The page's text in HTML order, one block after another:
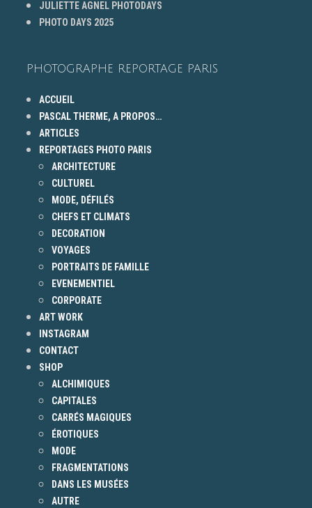
JULIETTE AGNEL PHOTODAYS
PHOTO DAYS 2025
PHOTOGRAPHE REPORTAGE PARIS
ACCUEIL
PASCAL THERME, A PROPOS…
ARTICLES
REPORTAGES PHOTO PARIS
ARCHITECTURE
CULTUREL
MODE, DÉFILÉS
CHEFS ET CLIMATS
DECORATION
VOYAGES
PORTRAITS DE FAMILLE
EVENEMENTIEL
CORPORATE
ART WORK
INSTAGRAM
CONTACT
SHOP
ALCHIMIQUES
CAPITALES
CARRÉS MAGIQUES
ÉROTIQUES
MODE
FRAGMENTATIONS
DANS LES MUSÉES
AUTRE